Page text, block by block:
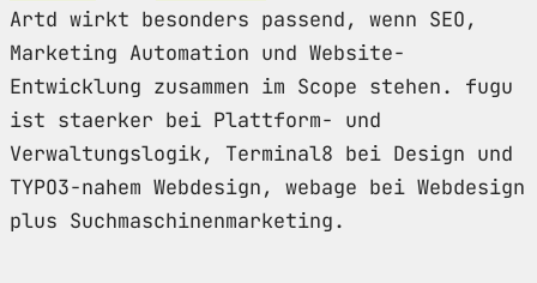
Artd wirkt besonders passend, wenn SEO,
Marketing Automation und Website-
Entwicklung zusammen im Scope stehen. fugu
ist staerker bei Plattform- und
Verwaltungslogik, Terminal8 bei Design und
TYPO3-nahem Webdesign, webage bei Webdesign
plus Suchmaschinenmarketing.